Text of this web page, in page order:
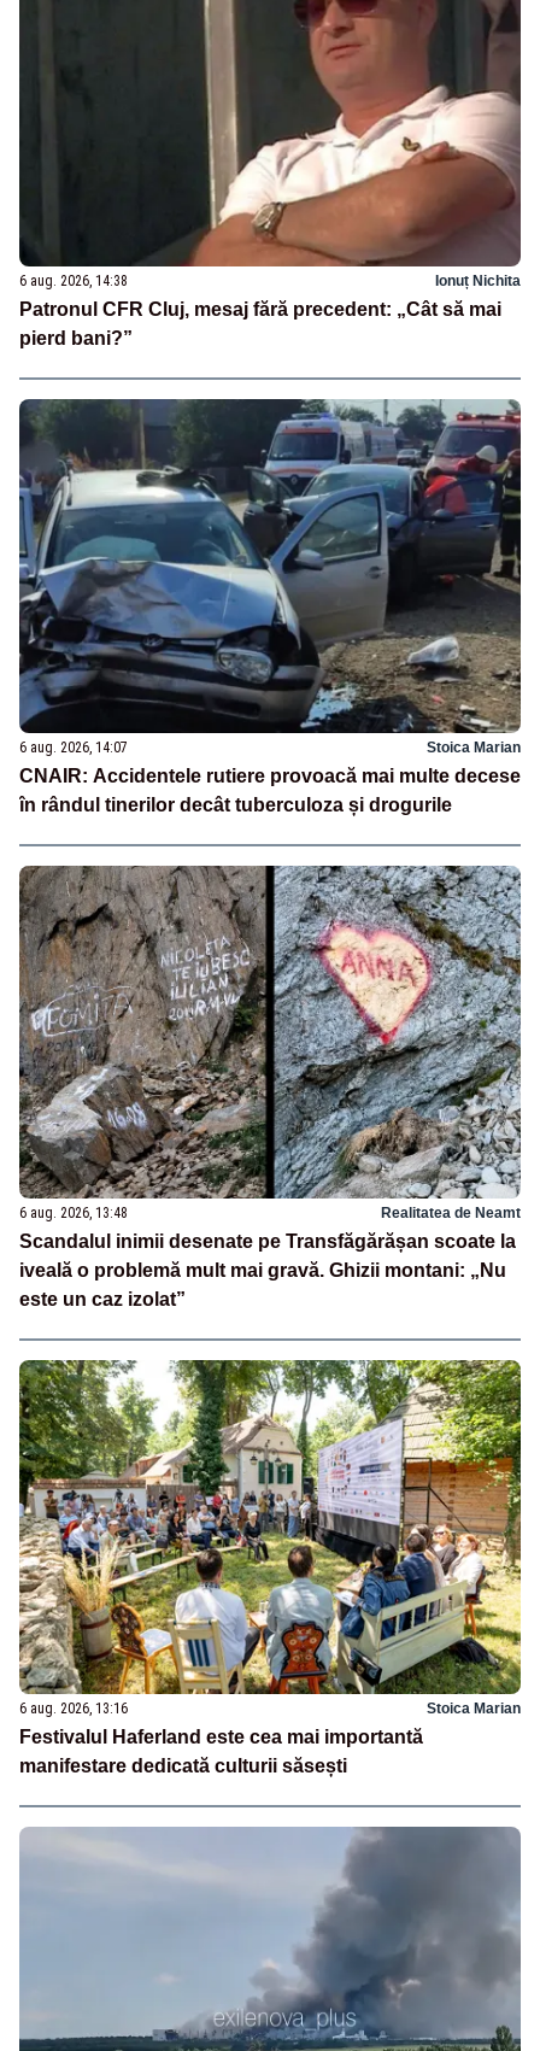
6 aug. 2026, 14:38 Ionuț Nichita
Patronul CFR Cluj, mesaj fără precedent: „Cât să mai
pierd bani?”
6 aug. 2026, 14:07 Stoica Marian
CNAIR: Accidentele rutiere provoacă mai multe decese
în rândul tinerilor decât tuberculoza și drogurile
6 aug. 2026, 13:48 Realitatea de Neamt
Scandalul inimii desenate pe Transfăgărășan scoate la
iveală o problemă mult mai gravă. Ghizii montani: „Nu
este un caz izolat”
6 aug. 2026, 13:16 Stoica Marian
Festivalul Haferland este cea mai importantă
manifestare dedicată culturii săsești